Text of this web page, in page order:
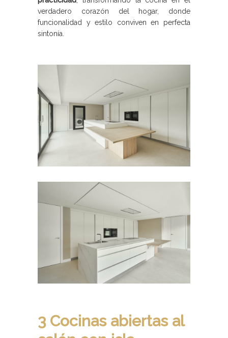
verdadero corazón del hogar, donde
funcionalidad y estilo conviven en perfecta
sintonía.
3 Cocinas abiertas al